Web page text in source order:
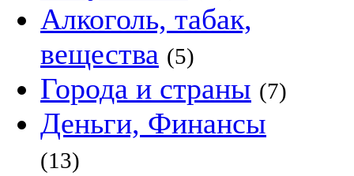
Алкоголь, табак,
вещества (5)
Города и страны (7)
Деньги, Финансы
(13)